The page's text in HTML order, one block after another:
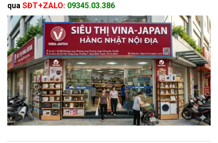
qua SĐT+ZALO: 09345.03.386